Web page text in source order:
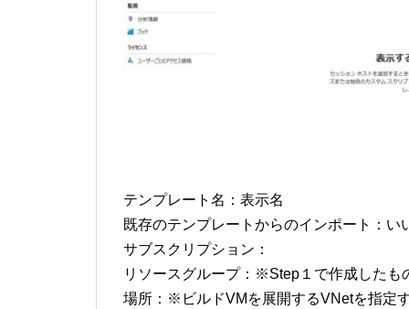
テンプレート名：表示名
既存のテンプレートからのインポート：い
サブスクリプション：
リソースグループ：※Step１で作成したも
場所：※ビルドVMを展開するVNetを指定